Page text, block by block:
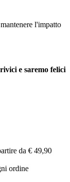
l'impatto
e saremo felici
da € 49,90
ordine